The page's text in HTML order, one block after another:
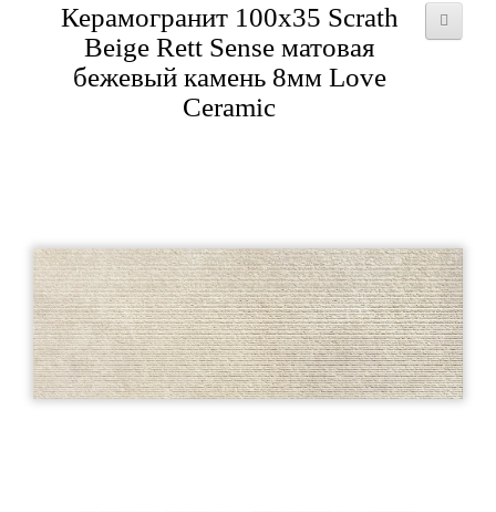
Керамогранит 100x35 Scrath
Beige Rett Sense матовая
бежевый камень 8мм Love
Ceramic